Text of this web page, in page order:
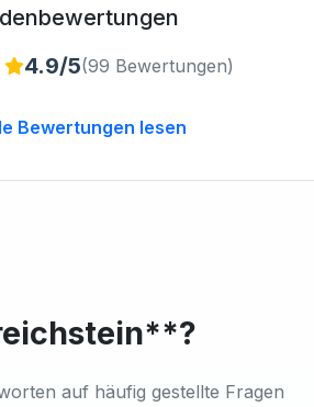
4.9/5(99 Bewertungen)
Bewertungen lesen
auf häufig gestellte Fragen